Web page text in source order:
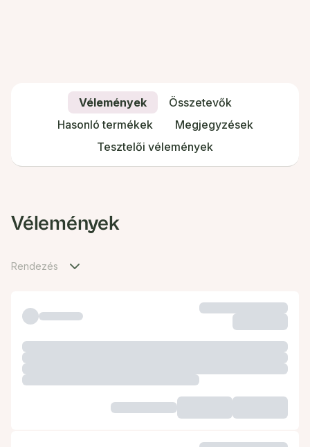
Vélemények
Összetevők
Hasonló termékek
Megjegyzések
Tesztelői vélemények
Vélemények
Rendezés